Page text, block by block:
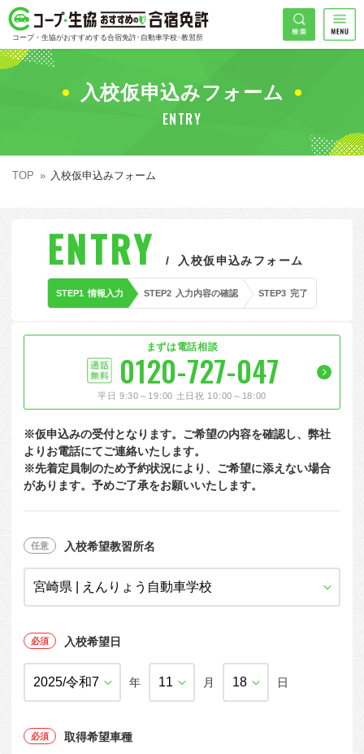
コープ・生協おすすめの合宿免許
コープ・生協がおすすめする合宿免許･自動車学校･教習所
HOME
コープ・生協おすすめの合宿免許ランキング
普通車
大型二輪
準中型車
大型車
けん引
中型車
大型二種
普通二種
中型二種
大型車+大型特殊
大型特殊+けん引
大型車+大型特殊+けん引
エリアで探す
東北エリア
甲信越エリア
北陸エリア
関西エリア
中国エリア
四国エリア
九州エリア
沖縄エリア
誕生月割
キャンペーンで探す
コープ合宿免許スタッフがおすすめの教習所
お一人でも安心な教習所
教習料金が安い教習所
合宿免許の食事がおいしいと好評な教習所
温泉プランがある教習所
自炊ができる教習所
ホテルプランがある教習所
入校日で探す
私たちについて
コープ・生協おすすめの合宿免許パンフレット
お支払いについて
よくある質問
入校の流れ/スケジュール
給付金制度について
合宿免許とは
免許の行政処分と再取得について
初心運転者の処分と再試験
停止処分を受けた方の再取得
地域
71 件が見つかりました
免許の種類
エリア
検索
入校仮申込みフォーム
ENTRY
TOP 入校仮申込みフォーム
ENTRY 入校仮申込みフォーム
STEP1 情報入力 STEP2 入力内容の確認 STEP3 完了
まずは電話相談
0120-727-047
平日 9:30～19:00 土日祝 10:00～18:00
※仮申込みの受付となります。ご希望の内容を確認し、弊社
よりお電話にてご連絡いたします。
※先着定員制のため予約状況により、ご希望に添えない場合
があります。予めご了承をお願いいたします。
入校希望教習所名
入校希望日
年 月 日
取得希望車種